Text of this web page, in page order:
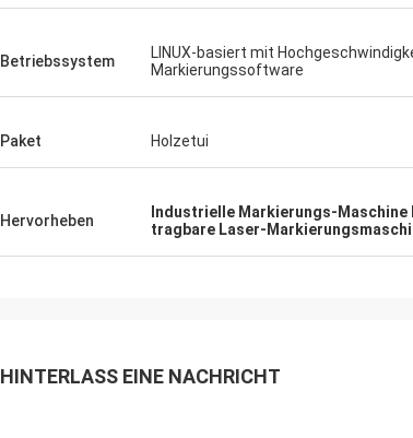
Betriebssystem
LINUX-basiert mit
Markierungssoftware
Paket Holzetui
Hervorheben Industrielle Markierungs-Maschine
tragbare Laser-
HINTERLASS EINE NACHRICHT